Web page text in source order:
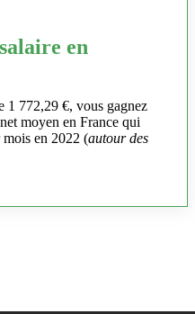
en
1 772,29 €, vous gagnez
moyen en France qui
mois en 2022 (autour des